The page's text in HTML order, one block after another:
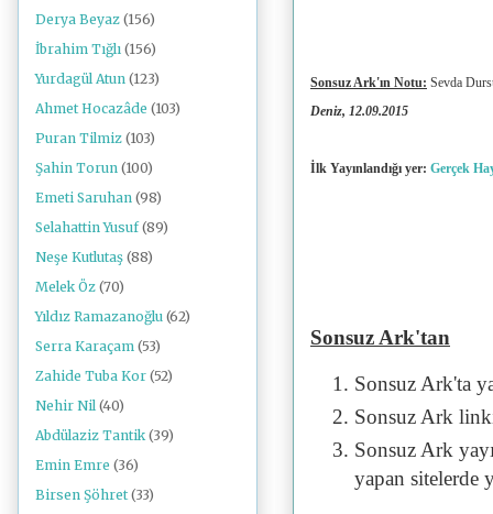
Sonsuz Ark'ın Notu: Sevda
Deniz, 12.09.2015
İlk Yayınlandığı yer: Gerçek
Sonsuz Ark'tan
Sonsuz Ark'ta
Sonsuz Ark
Sonsuz Ark
yapan sitelerde
Derya Beyaz (156)
İbrahim Tığlı (156)
Yurdagül Atun (123)
Ahmet Hocazâde (103)
Puran Tilmiz (103)
Şahin Torun (100)
Emeti Saruhan (98)
Selahattin Yusuf (89)
Neşe Kutlutaş (88)
Melek Öz (70)
Yıldız Ramazanoğlu (62)
Serra Karaçam (53)
Zahide Tuba Kor (52)
Nehir Nil (40)
Abdülaziz Tantik (39)
Emin Emre (36)
Birsen Şöhret (33)